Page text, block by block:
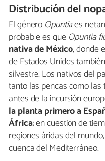
Distribución del
El género Opuntiaes
probable es que Opuntia
nativa de México, donde
de Estados Unidos
silvestre. Los nativos del
tanto las pencas como
antes de la incursión
la planta primero a
África; en cuestión de
regiones áridas del
cuenca del Mediterráneo.